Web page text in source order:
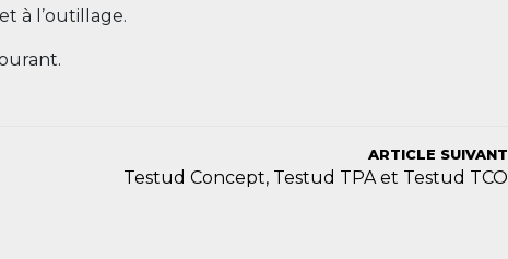
à l’outillage.
ARTICLE SUIVANT
Testud Concept, Testud TPA et Testud TCO